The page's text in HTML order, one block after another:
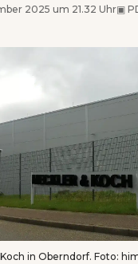
2025 um 21.32 Uhr▣
in Oberndorf. Foto: